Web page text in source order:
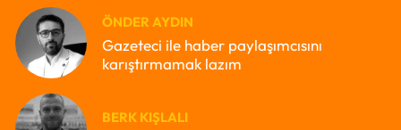
ÖNDER AYDIN
Gazeteci ile haber paylaşımcısını
karıştırmamak lazım
BERK KIŞLALI